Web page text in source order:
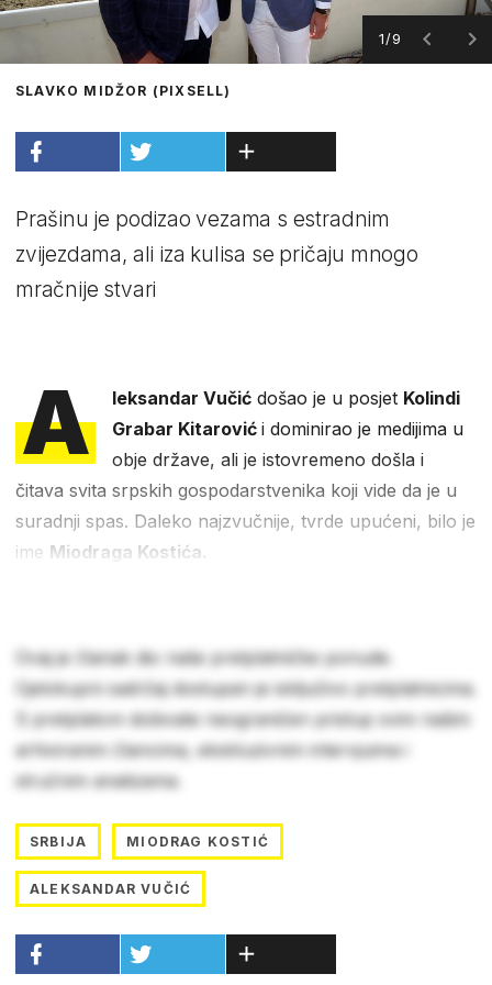
1/9
SLAVKO MIDŽOR (PIXSELL)
Prašinu je podizao vezama s estradnim
zvijezdama, ali iza kulisa se pričaju mnogo
mračnije stvari
A leksandar Vučić došao je u posjet Kolindi
Grabar Kitarovići dominirao je medijima u
obje države, ali je istovremeno došla i
čitava svita srpskih gospodarstvenika koji vide da je u
suradnji spas. Daleko najzvučnije, tvrde upućeni, bilo je
ime Miodraga Kostića.
Ovaj je članak dio naše pretplatničke ponude.
Cjelokupni sadržaj dostupan je isključivo pretplatnicima.
S pretplatom dobivate neograničen pristup svim našim
arhiviranim člancima, ekskluzivnim intervjuima i
stručnim analizama.
SRBIJA MIODRAG KOSTIĆ
ALEKSANDAR VUČIĆ